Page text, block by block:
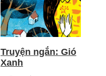
Truyện ngắn: Gió
Xanh